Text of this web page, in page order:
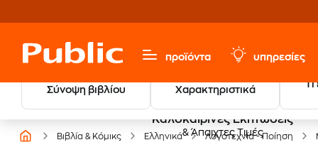
προϊόντα υπηρεσίες
Σύνοψη βιβλίου Χαρακτηριστικά
Τι
Καλοκαιρινές Εκπτώσεις
& Άπαιχτες Τιμές
Βιβλία & Κόμικς Ελληνικά Λογοτεχνία - Ποίηση